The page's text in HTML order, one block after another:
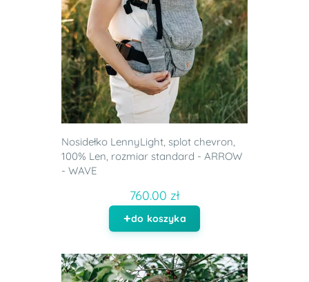
Nosidełko LennyLight, splot chevron,
100% Len, rozmiar standard - ARROW
- WAVE
760.00 zł
do koszyka